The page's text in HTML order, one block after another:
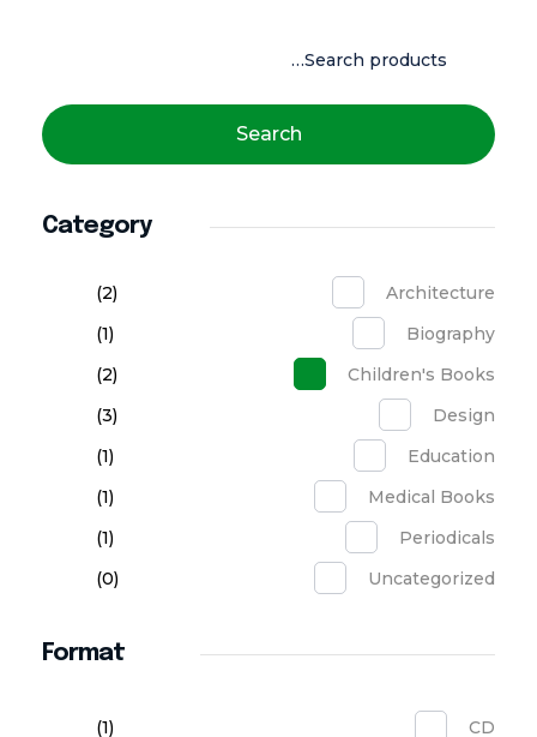
Search
Category
Architecture
(2)
Biography
(1)
Children's Books
(2)
Design
(3)
Education
(1)
Medical Books
(1)
Periodicals
(1)
Uncategorized
(0)
Format
CD
(1)